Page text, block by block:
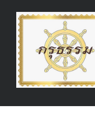
กรุ
ธรรม
(GruDhamma.com)
Sidebar